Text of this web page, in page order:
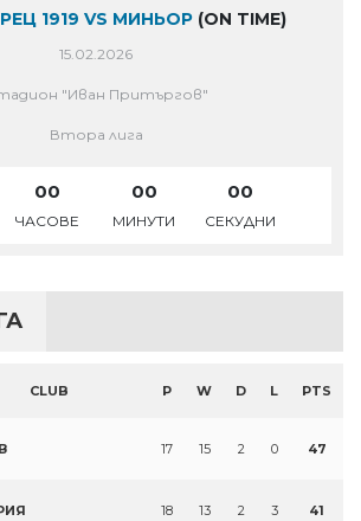
1919 VS МИНЬОР (ON TIME)
15.02.2026
"Иван Притъргов"
Втора лига
00
ЧАСОВЕ
00
МИНУТИ
00
СЕКУДНИ
CLUB P W D L PTS
17 15 2 0 47
18 13 2 3 41